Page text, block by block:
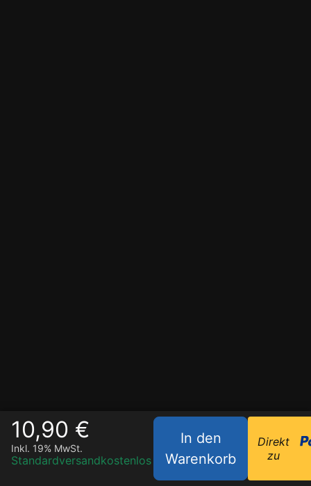
10,90 €
Inkl. 19% MwSt.
Standardversandkostenlos
In den
Warenkorb
Direkt
zu